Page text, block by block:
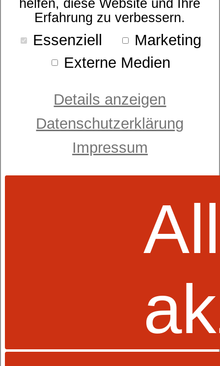
helfen, diese Website und Ihre
Erfahrung zu verbessern.
Essenziell
Marketing
Externe Medien
Details anzeigen
Datenschutzerklärung
Impressum